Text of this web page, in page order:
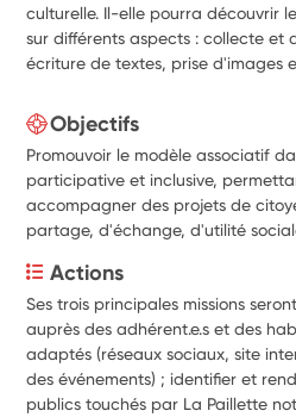
culturelle. Il-elle pourra découvrir
sur différents aspects : collecte et
écriture de textes, prise d'images
Objectifs
Promouvoir le modèle associatif
participative et inclusive,
accompagner des projets de
partage, d'échange, d'utilité
Actions
Ses trois principales missions
auprès des adhérent.e.s et des
adaptés (réseaux sociaux, site
des événements) ; identifier et
publics touchés par La Paillette